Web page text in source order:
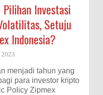
Investasi
Setuju
Indonesia?
2023
menjadi tahun yang
para investor kripto
Policy Zipmex